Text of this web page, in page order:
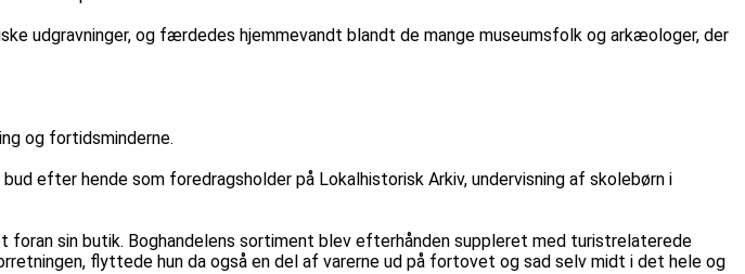
udgravninger, og færdedes hjemmevandt blandt de mange museumsfolk og arkæologer, der
og fortidsminderne.
efter hende som foredragsholder på Lokalhistorisk Arkiv, undervisning af skolebørn i
sin butik. Boghandelens sortiment blev efterhånden suppleret med turistrelaterede
flyttede hun da også en del af varerne ud på fortovet og sad selv midt i det hele og